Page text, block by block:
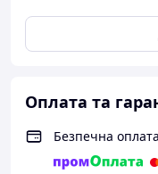
Оплата та
Безпечна